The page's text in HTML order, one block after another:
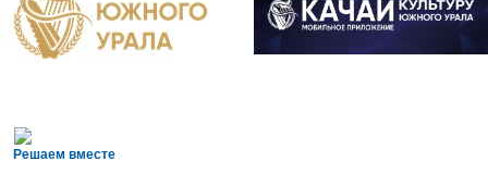
Решаем вместе